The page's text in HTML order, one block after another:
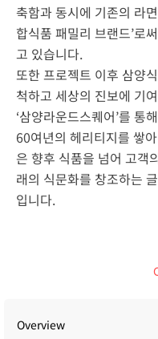
축함과 동시에 기존의 라
합식품 패밀리 브랜드’로
고 있습니다.
또한 프로젝트 이후 삼양
척하고 세상의 진보에 기
‘삼양라운드스퀘어’를 통
60여년의 헤리티지를 쌓
은 향후 식품을 넘어 고객
래의 식문화를 창조하는
입니다.
Overview